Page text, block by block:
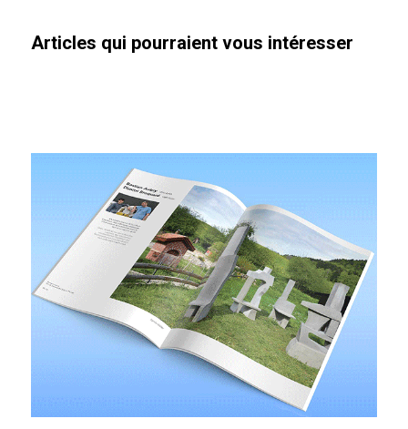
Articles qui pourraient vous intéresser